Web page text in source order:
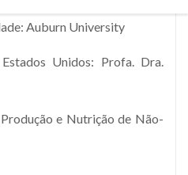
Auburn University
Unidos: Profa. Dra.
e Nutrição de Não-